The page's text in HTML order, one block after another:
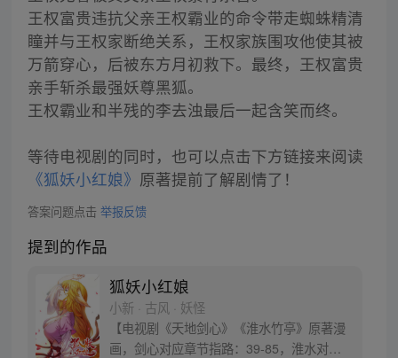
王权富贵违抗父亲王权霸业的命令带走蜘蛛精清
瞳并与王权家断绝关系，王权家族围攻他使其被
万箭穿心，后被东方月初救下。最终，王权富贵
亲手斩杀最强妖尊黑狐。
王权霸业和半残的李去浊最后一起含笑而终。
等待电视剧的同时，也可以点击下方链接来阅读
《狐妖小红娘》 原著提前了解剧情了！
答案问题点击 举报反馈
提到的作品
狐妖小红娘
小新 · 古风 · 妖怪
【电视剧《天地剑心》《淮水竹亭》原著漫
画，剑心对应章节指路：39-85，淮水对应